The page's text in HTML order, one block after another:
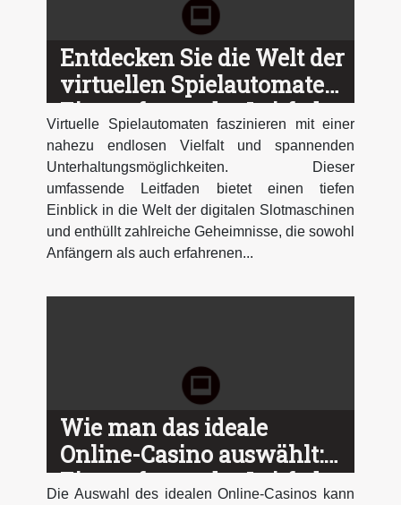
Entdecken Sie die Welt der
virtuellen Spielautomaten:
Ein umfassender Leitfaden
Virtuelle Spielautomaten faszinieren mit einer
nahezu endlosen Vielfalt und spannenden
Unterhaltungsmöglichkeiten. Dieser
umfassende Leitfaden bietet einen tiefen
Einblick in die Welt der digitalen Slotmaschinen
und enthüllt zahlreiche Geheimnisse, die sowohl
Anfängern als auch erfahrenen...
Wie man das ideale
Online-Casino auswählt:
Ein umfassender Leitfaden
Die Auswahl des idealen Online-Casinos kann